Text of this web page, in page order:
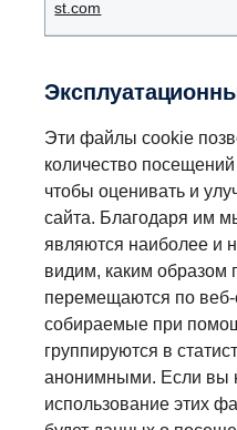
st.com
Эти файлы cookie
количество
чтобы оценивать и
сайта. Благодаря им
являются наиболее и
видим, каким образом
перемещаются по веб-
собираемые при
группируются в
анонимными. Если вы
использование этих